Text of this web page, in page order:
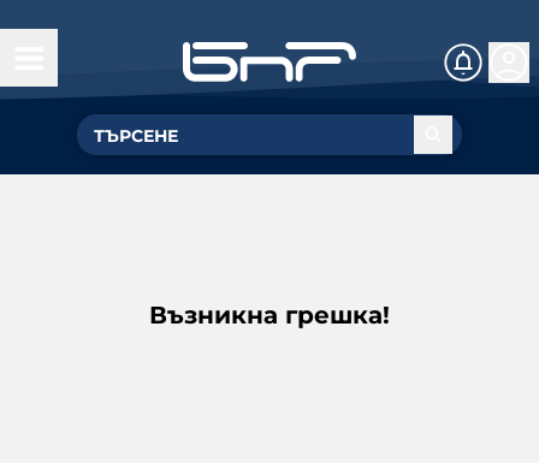
Възникна грешка!